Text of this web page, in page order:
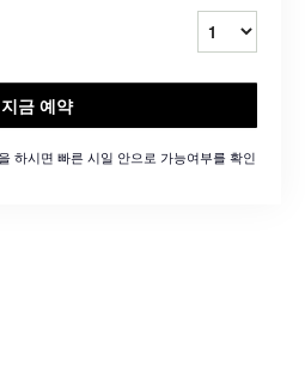
지금 예약
하시면 빠른 시일 안으로 가능여부를 확인